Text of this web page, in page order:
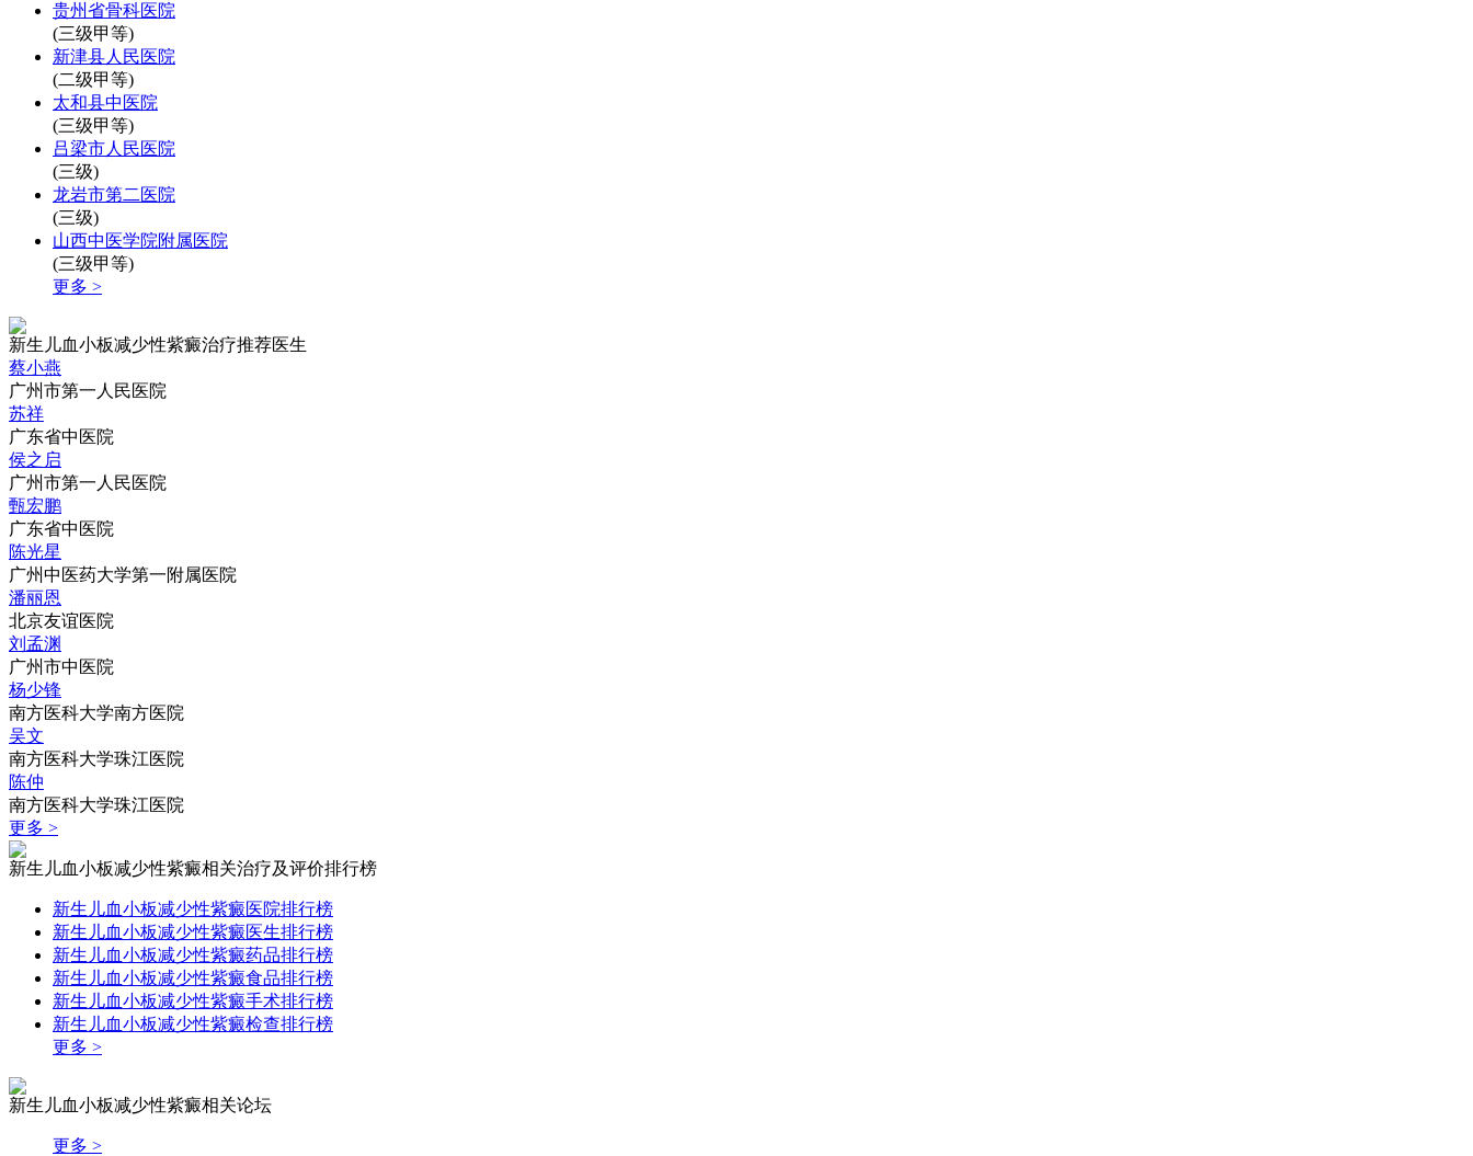
贵州省骨科医院
(三级甲等)
新津县人民医院
(二级甲等)
太和县中医院
(三级甲等)
吕梁市人民医院
(三级)
龙岩市第二医院
(三级)
山西中医学院附属医院
(三级甲等)
更多 >
新生儿血小板减少性紫癜治疗推荐医生
蔡小燕
广州市第一人民医院
苏祥
广东省中医院
侯之启
广州市第一人民医院
甄宏鹏
广东省中医院
陈光星
广州中医药大学第一附属医院
潘丽恩
北京友谊医院
刘孟渊
广州市中医院
杨少锋
南方医科大学南方医院
吴文
南方医科大学珠江医院
陈仲
南方医科大学珠江医院
更多 >
新生儿血小板减少性紫癜相关治疗及评价排行榜
新生儿血小板减少性紫癜医院排行榜
新生儿血小板减少性紫癜医生排行榜
新生儿血小板减少性紫癜药品排行榜
新生儿血小板减少性紫癜食品排行榜
新生儿血小板减少性紫癜手术排行榜
新生儿血小板减少性紫癜检查排行榜
更多 >
新生儿血小板减少性紫癜相关论坛
更多 >